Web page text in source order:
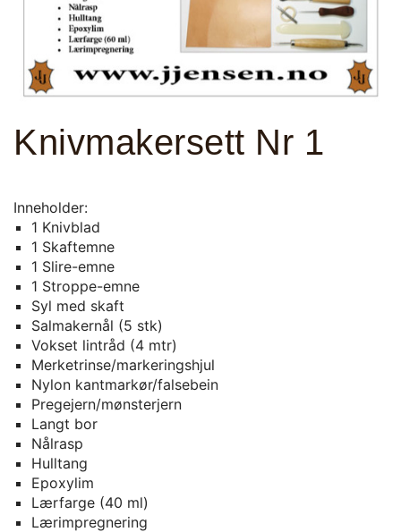
Knivmakersett Nr 1
Inneholder:
1 Knivblad
1 Skaftemne
1 Slire-emne
1 Stroppe-emne
Syl med skaft
Salmakernål (5 stk)
Vokset lintråd (4 mtr)
Merketrinse/markeringshjul
Nylon kantmarkør/falsebein
Pregejern/mønsterjern
Langt bor
Nålrasp
Hulltang
Epoxylim
Lærfarge (40 ml)
Lærimpregnering